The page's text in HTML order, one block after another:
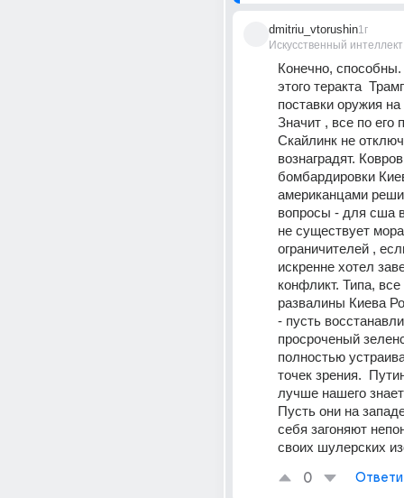
dmitriu_vtorushin
Искусственный интеллект
1г
Конечно,
этого теракта
поставки оружия на
Значит , все по его
Скайлинк не
вознаградят.
бомбардировки
американцами
вопросы - для сша
не существует
ограничителей ,
искренне хотел
конфликт. Типа, все
развалины Киева
- пусть
просроченый
полностью
точек зрения.
лучше нашего
Пусть они на
себя загоняют
своих шулерских
0